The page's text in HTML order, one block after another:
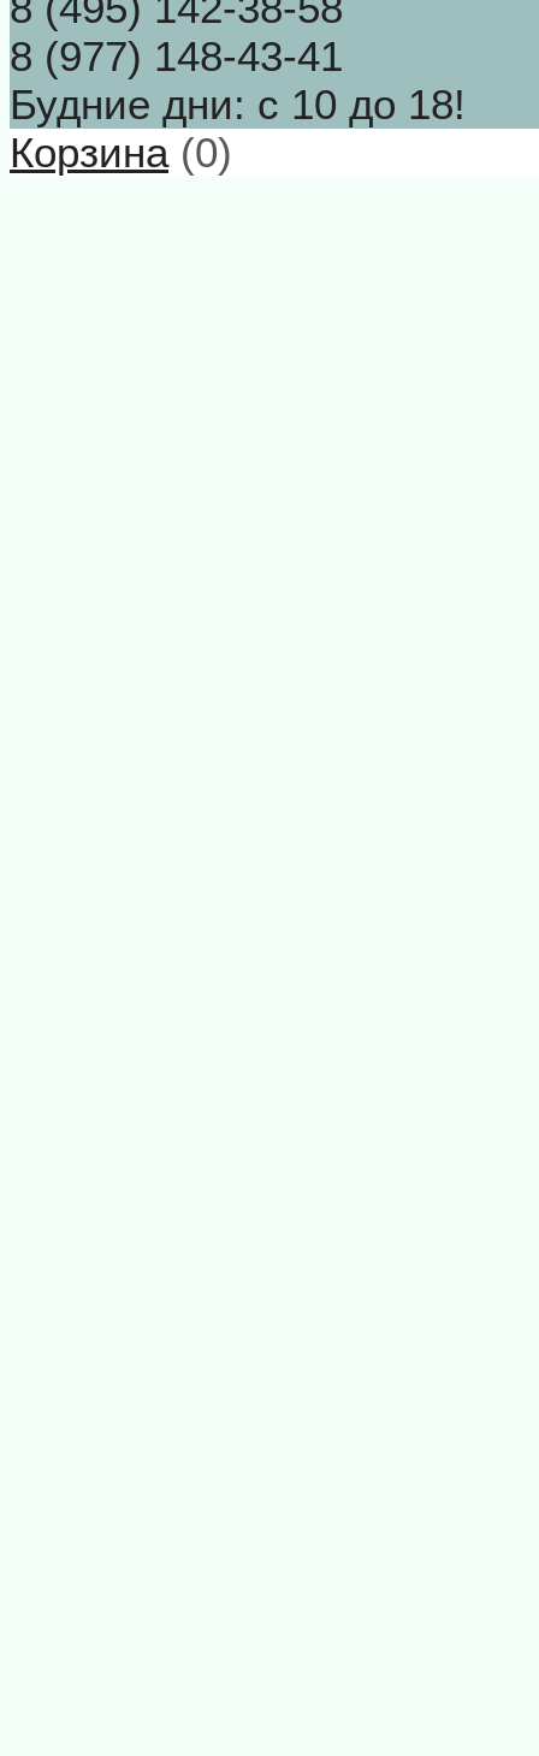
8 (977) 148-43-41
Будние дни: с 10 до 18!
Корзина(0)